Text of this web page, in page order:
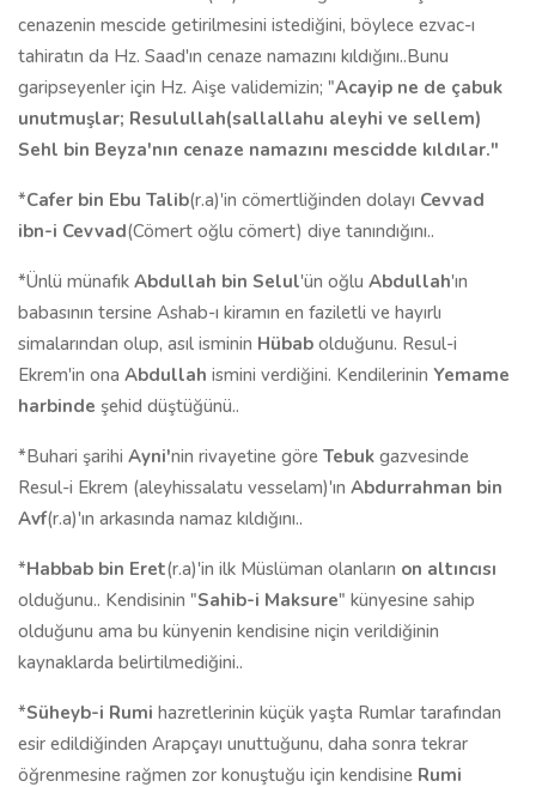
cenazenin mescide getirilmesini istediğini, böylece ezvac-ı
tahiratın da Hz. Saad'ın cenaze namazını kıldığını..Bunu
garipseyenler için Hz. Aişe validemizin; "Acayip ne de çabuk
unutmuşlar; Resulullah(sallallahu aleyhi ve sellem)
Sehl bin Beyza'nın cenaze namazını mescidde kıldılar."
*Cafer bin Ebu Talib(r.a)'in cömertliğinden dolayı Cevvad
ibn-i Cevvad(Cömert oğlu cömert) diye tanındığını..
*Ünlü münafık Abdullah bin Selul'ün oğlu Abdullah'ın
babasının tersine Ashab-ı kiramın en faziletli ve hayırlı
simalarından olup, asıl isminin Hübab olduğunu. Resul-i
Ekrem'in ona Abdullah ismini verdiğini. Kendilerinin Yemame
harbinde şehid düştüğünü..
*Buhari şarihi Ayni'nin rivayetine göre Tebuk gazvesinde
Resul-i Ekrem (aleyhissalatu vesselam)'ın Abdurrahman bin
Avf(r.a)'ın arkasında namaz kıldığını..
*Habbab bin Eret(r.a)'in ilk Müslüman olanların on altıncısı
olduğunu.. Kendisinin "Sahib-i Maksure" künyesine sahip
olduğunu ama bu künyenin kendisine niçin verildiğinin
kaynaklarda belirtilmediğini..
*Süheyb-i Rumi hazretlerinin küçük yaşta Rumlar tarafından
esir edildiğinden Arapçayı unuttuğunu, daha sonra tekrar
öğrenmesine rağmen zor konuştuğu için kendisine Rumi